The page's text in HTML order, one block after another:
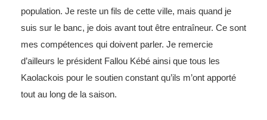
population. Je reste un fils de cette ville, mais quand je
suis sur le banc, je dois avant tout être entraîneur. Ce sont
mes compétences qui doivent parler. Je remercie
d’ailleurs le président Fallou Kébé ainsi que tous les
Kaolackois pour le soutien constant qu’ils m’ont apporté
tout au long de la saison.